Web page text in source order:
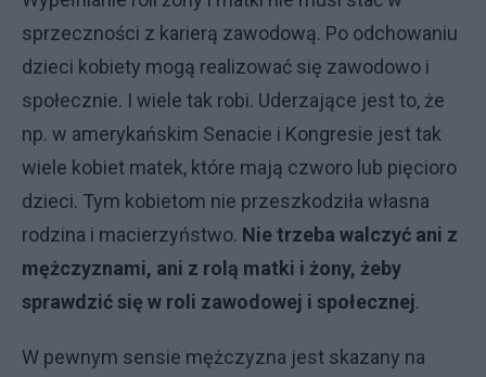
sprzeczności z karierą zawodową. Po odchowaniu
dzieci kobiety mogą realizować się zawodowo i
społecznie. I wiele tak robi. Uderzające jest to, że
np. w amerykańskim Senacie i Kongresie jest tak
wiele kobiet matek, które mają czworo lub pięcioro
dzieci. Tym kobietom nie przeszkodziła własna
rodzina i macierzyństwo. Nie trzeba walczyć ani z
mężczyznami, ani z rolą matki i żony, żeby
sprawdzić się w roli zawodowej i społecznej.
W pewnym sensie mężczyzna jest skazany na